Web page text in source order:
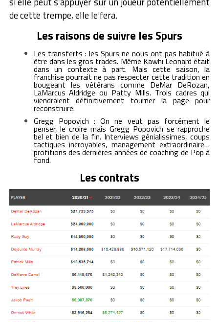
de cette trempe, elle le fera.
Les raisons de suivre les Spurs
Les transferts : les Spurs ne nous ont pas habitué à
être dans les gros trades. Même Kawhi Leonard était
dans un contexte à part. Mais cette saison, la
franchise pourrait ne pas respecter cette tradition en
bougeant les vétérans comme DeMar DeRozan,
LaMarcus Aldridge ou Patty Mills. Trois cadres qui
viendraient définitivement tourner la page pour
reconstruire.
Gregg Popovich : On ne veut pas forcément le
penser, le croire mais Gregg Popovich se rapproche
bel et bien de la fin. Interviews génialissimes, coups
tactiques incroyables, management extraordinaire…
profitions des dernières années de coaching de Pop à
fond.
Les contrats